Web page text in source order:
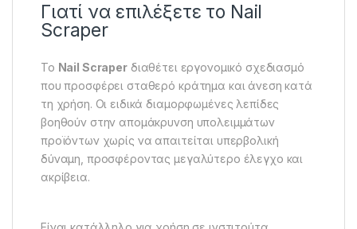
Γιατί να επιλέξετε το Nail
Scraper
Το Nail Scraperδιαθέτει εργονομικό σχεδιασμό
που προσφέρει σταθερό κράτημα και άνεση κατά
τη χρήση. Οι ειδικά διαμορφωμένες λεπίδες
βοηθούν στην απομάκρυνση υπολειμμάτων
προϊόντων χωρίς να απαιτείται υπερβολική
δύναμη, προσφέροντας μεγαλύτερο έλεγχο και
ακρίβεια.